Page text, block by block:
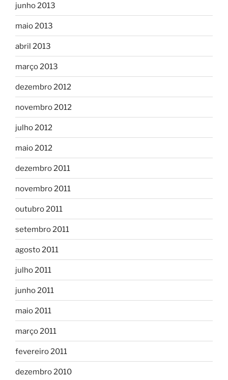
junho 2013
maio 2013
abril 2013
março 2013
dezembro 2012
novembro 2012
julho 2012
maio 2012
dezembro 2011
novembro 2011
outubro 2011
setembro 2011
agosto 2011
julho 2011
junho 2011
maio 2011
março 2011
fevereiro 2011
dezembro 2010